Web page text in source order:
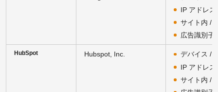
IP アドレス
サイト内 /
広告識別子
HubSpot Hubspot, Inc.
デバイス /
IP アドレス
サイト内 /